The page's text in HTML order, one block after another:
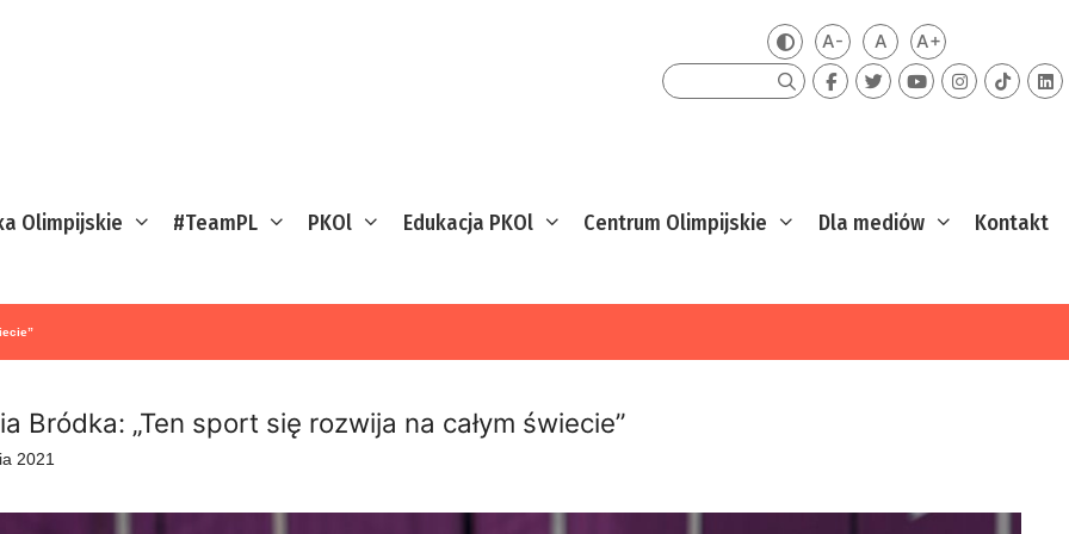
Zmień kontrast
A-Mniejsza czcionka
ADomyślna czcionka
A+Większa
Szukaj
Olimpijskie #TeamPL PKOl Edukacja PKOl Centrum Olimpijskie Dla mediów Kontakt
Bródka: „Ten sport się rozwija na całym świecie”
2021